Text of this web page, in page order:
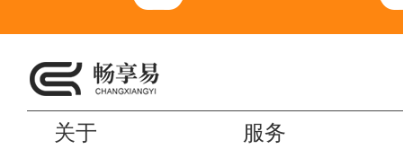
关于 服务